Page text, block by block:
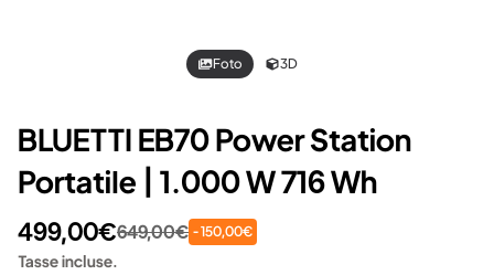
Foto 3D
BLUETTI EB70 Power Station
Portatile | 1.000 W 716 Wh
499,00€649,00€ - 150,00€
Tasse incluse.